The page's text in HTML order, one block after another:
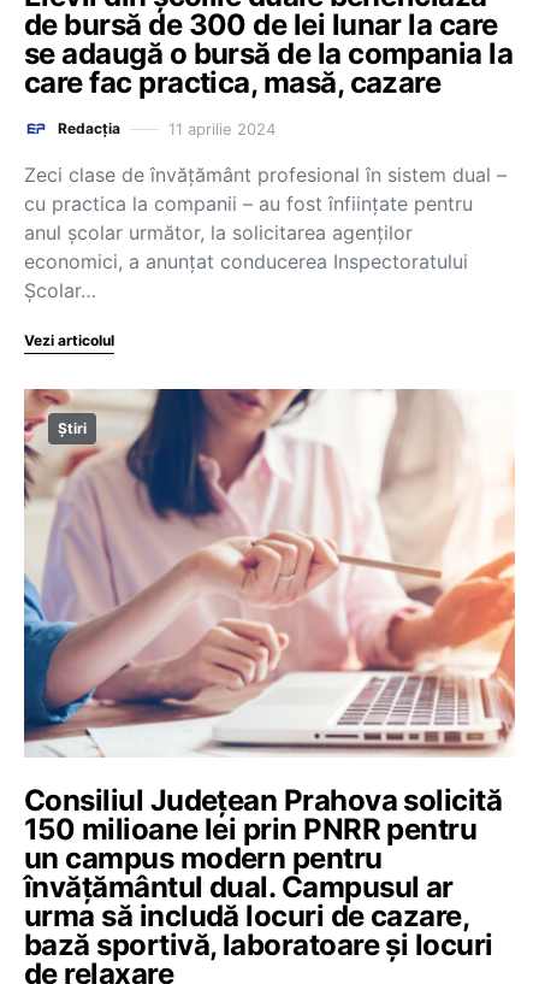
de bursă de 300 de lei lunar la care
se adaugă o bursă de la compania la
care fac practica, masă, cazare
Redacția 11 aprilie 2024
Zeci clase de învățământ profesional în sistem dual –
cu practica la companii – au fost înființate pentru
anul școlar următor, la solicitarea agenţilor
economici, a anunţat conducerea Inspectoratului
Şcolar…
Vezi articolul
Știri
Consiliul Județean Prahova solicită
150 milioane lei prin PNRR pentru
un campus modern pentru
învățământul dual. Campusul ar
urma să includă locuri de cazare,
bază sportivă, laboratoare și locuri
de relaxare